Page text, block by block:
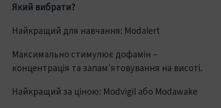
Який вибрати?
Найкращий для навчання: Modalert
Максимально стимулює дофамін –
концентрація та запам'ятовування на висоті.
Найкращий за ціною: Modvigil або Modawake